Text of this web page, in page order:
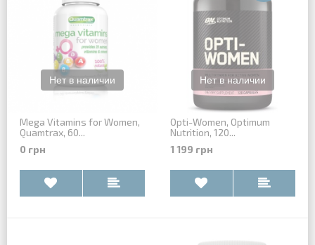
Mega Vitamins for Women,
Quamtrax, 60...
0 грн
Opti-Women, Optimum
Nutrition, 120...
1 199 грн